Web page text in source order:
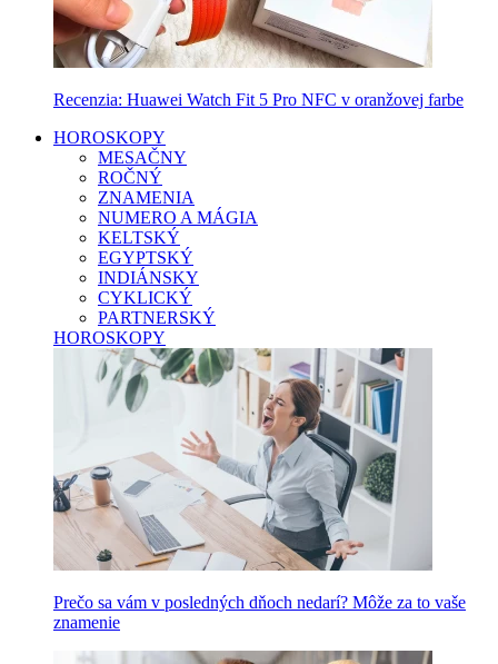
Recenzia: Huawei Watch Fit 5 Pro NFC v oranžovej farbe
HOROSKOPY
MESAČNY
ROČNÝ
ZNAMENIA
NUMERO A MÁGIA
KELTSKÝ
EGYPTSKÝ
INDIÁNSKY
CYKLICKÝ
PARTNERSKÝ
HOROSKOPY
Prečo sa vám v posledných dňoch nedarí? Môže za to vaše
znamenie